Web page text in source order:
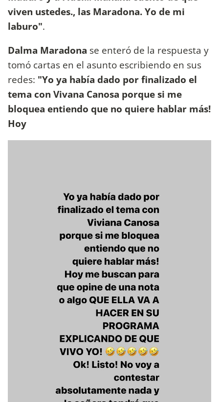
viven ustedes., las Maradona. Yo de mi
laburo".
Dalma Maradona se enteró de la respuesta y
tomó cartas en el asunto escribiendo en sus
redes: "Yo ya había dado por finalizado el
tema con Vivana Canosa porque si me
bloquea entiendo que no quiere hablar más!
Hoy